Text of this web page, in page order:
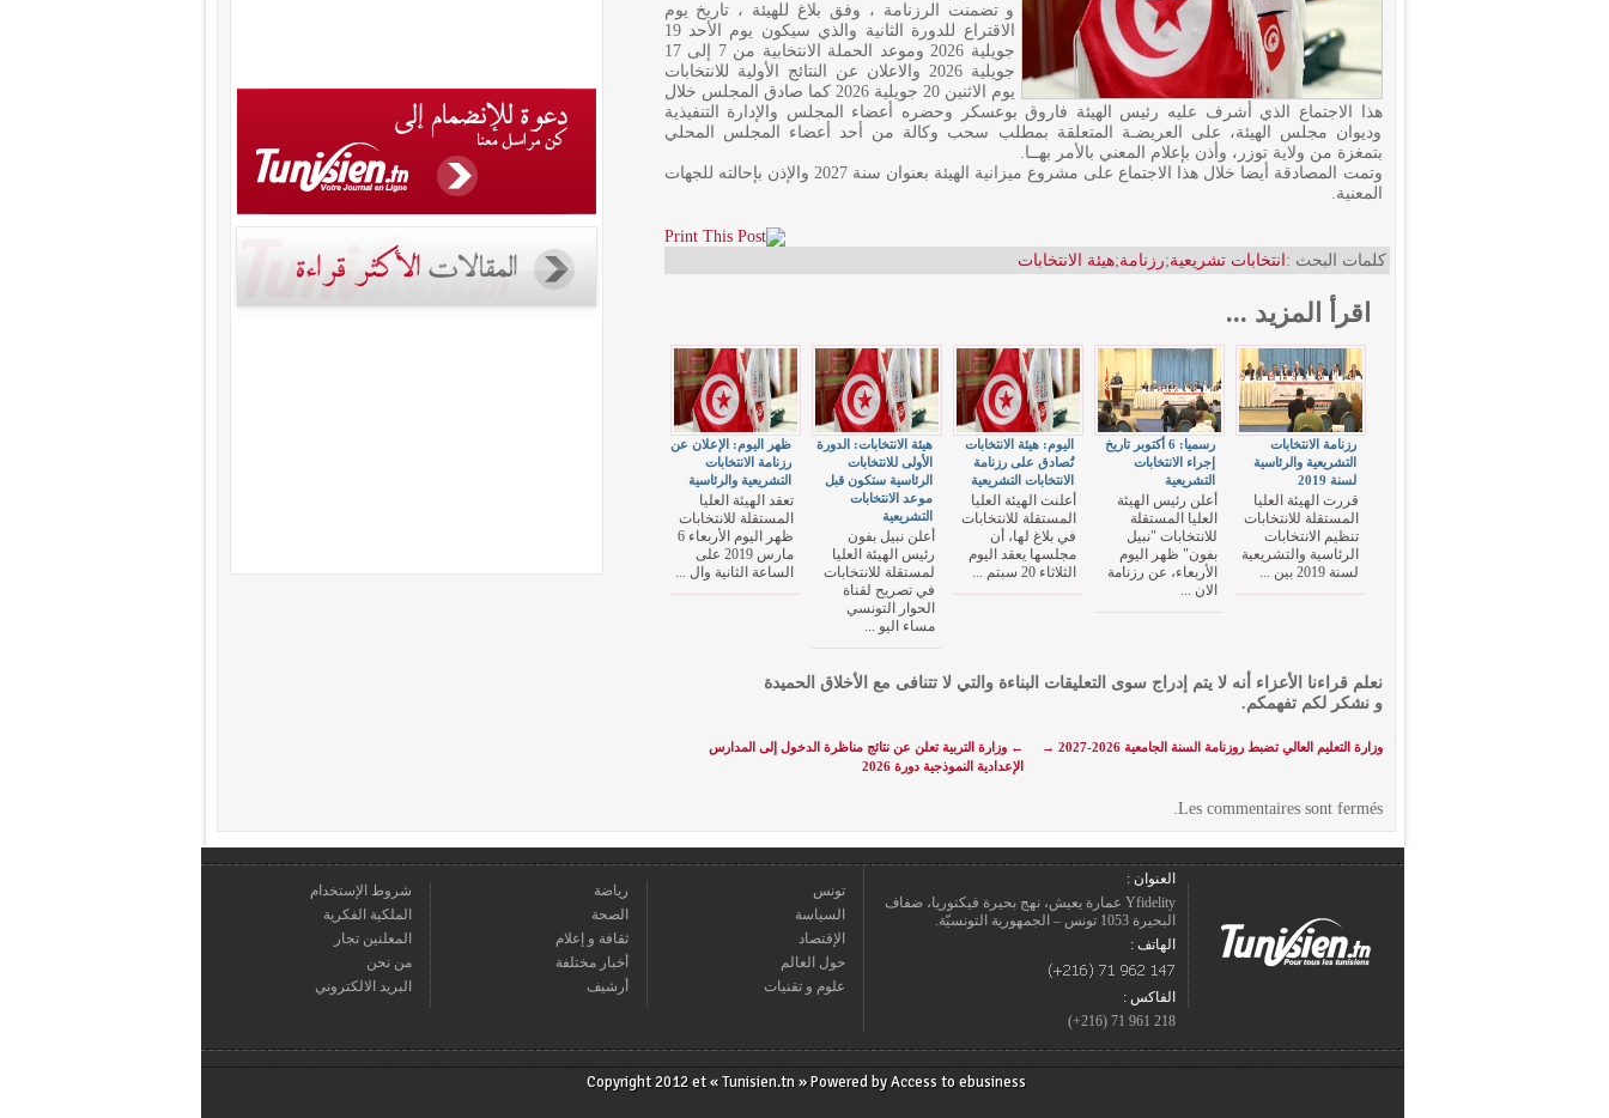
و تضمنت الرزنامة ، وفق بلاغ للهيئة ، تاريخ يوم
الاقتراع للدورة الثانية والذي سيكون يوم الأحد 19
جويلية 2026 وموعد الحملة الانتخابية من 7 إلى 17
جويلية 2026 والاعلان عن النتائج الأولية للانتخابات
يوم الاثنين 20 جويلية 2026 كما صادق المجلس خلال
هذا الاجتماع الذي أشرف عليه رئيس الهيئة فاروق بوعسكر وحضره أعضاء المجلس والإدارة التنفيذية
وديوان مجلس الهيئة، على العريضـة المتعلقة بمطلب سحب وكالة من أحد أعضاء المجلس المحلي
بتمغزة من ولاية توزر، وأذن بإعلام المعني بالأمر بهــا.
وتمت المصادقة أيضا خلال هذا الاجتماع على مشروع ميزانية الهيئة بعنوان سنة 2027 والإذن بإحالته للجهات
المعنية.
كلمات البحث : انتخابات تشريعية;رزنامة;هيئة الانتخابات
اقرأ المزيد ...
ظهر اليوم: الإعلان عن
رزنامة الانتخابات
التشريعية والرئاسية
تعقد الهيئة العليا
المستقلة للانتخابات
ظهر اليوم الأربعاء 6
مارس 2019 على
الساعة الثانية وال ...
هيئة الانتخابات: الدورة
الأولى للانتخابات
الرئاسية ستكون قبل
موعد الانتخابات
التشريعية
أعلن نبيل بفون
رئيس الهيئة العليا
لمستقلة للانتخابات
في تصريح لقناة
الحوار التونسي
مساء اليو ...
اليوم: هيئة الانتخابات
تُصادق على رزنامة
الانتخابات التشريعية
أعلنت الهيئة العليا
المستقلة للانتخابات
في بلاغ لها، أن
مجلسها يعقد اليوم
الثلاثاء 20 سبتم ...
رسميا: 6 أكتوبر تاريخ
إجراء الانتخابات
التشريعية
أعلن رئيس الهيئة
العليا المستقلة
للانتخابات "نبيل
بفون" ظهر اليوم
الأربعاء، عن رزنامة
الان ...
رزنامة الانتخابات
التشريعية والرئاسية
لسنة 2019
قررت الهيئة العليا
المستقلة للانتخابات
تنظيم الانتخابات
الرئاسية والتشريعية
لسنة 2019 بين ...
نعلم قراءنا الأعزاء أنه لا يتم إدراج سوى التعليقات البناءة والتي لا تتنافى مع الأخلاق الحميدة
و نشكر لكم تفهمكم.
← وزارة التربية تعلن عن نتائج مناظرة الدخول إلى المدارس
الإعدادية النموذجية دورة 2026
وزارة التعليم العالي تضبط روزنامة السنة الجامعية 2026-2027 →
Les commentaires sont fermés.
العنوان :
Yfidelity عمارة يعيش، نهج بحيرة فيكتوريا، ضفاف
البحيرة 1053 تونس – الجمهورية التونسيّة.
الهاتف :
الفاكس :
218 961 71 (216+)
تونس
السياسة
الإقتصاد
حول العالم
علوم و تقنيات
رياضة
الصحة
ثقافة و إعلام
أخبار مختلفة
أرشيف
شروط الإستخدام
الملكية الفكرية
المعلنين تجار
من نحن
البريد الالكتروني
Copyright 2012 et « Tunisien.tn » Powered byAccess to ebusiness